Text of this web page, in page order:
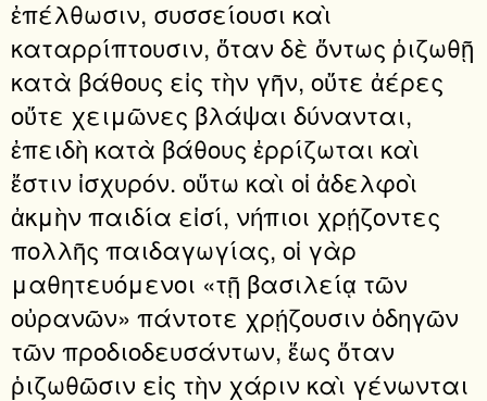
ἐπέλθωσιν, συσσείουσι καὶ
καταρρίπτουσιν, ὅταν δὲ ὄντως ῥιζωθῇ
κατὰ βάθους εἰς τὴν γῆν, οὔτε ἀέρες
οὔτε χειμῶνες βλάψαι δύνανται,
ἐπειδὴ κατὰ βάθους ἐρρίζωται καὶ
ἔστιν ἰσχυρόν. οὕτω καὶ οἱ ἀδελφοὶ
ἀκμὴν παιδία εἰσί, νήπιοι χρῄζοντες
πολλῆς παιδαγωγίας, οἱ γὰρ
μαθητευόμενοι «τῇ βασιλείᾳ τῶν
οὐρανῶν» πάντοτε χρῄζουσιν ὁδηγῶν
τῶν προδιοδευσάντων, ἕως ὅταν
ῥιζωθῶσιν εἰς τὴν χάριν καὶ γένωνται